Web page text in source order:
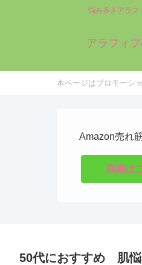
悩み多きアラフ
アラフィ
本ページはプロモーシ
Amazon売れ
詳細は
50代におすすめ 肌悩